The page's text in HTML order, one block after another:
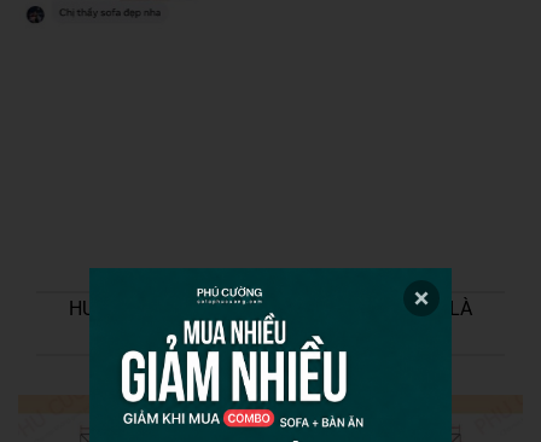
HƯỚNG DẪN CHỌN HƯỚNG TRÁI/PHẢI NẾU LÀ
SOFA GÓC